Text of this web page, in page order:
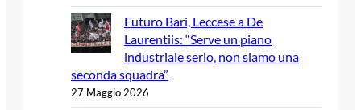
Futuro Bari, Leccese a De
Laurentiis: “Serve un piano
industriale serio, non siamo una
seconda squadra”
27 Maggio 2026